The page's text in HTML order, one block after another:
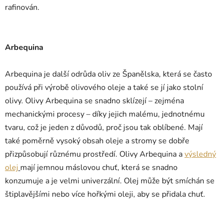
rafinován.
Arbequina
Arbequina je další odrůda oliv ze Španělska, která se často
používá při výrobě olivového oleje a také se jí jako stolní
olivy. Olivy Arbequina se snadno sklízejí – zejména
mechanickými procesy – díky jejich malému, jednotnému
tvaru, což je jeden z důvodů, proč jsou tak oblíbené. Mají
také poměrně vysoký obsah oleje a stromy se dobře
přizpůsobují různému prostředí. Olivy Arbequina avýsledný
olej mají jemnou máslovou chuť, která se snadno
konzumuje a je velmi univerzální. Olej může být smíchán se
štiplavějšími nebo více hořkými oleji, aby se přidala chuť.